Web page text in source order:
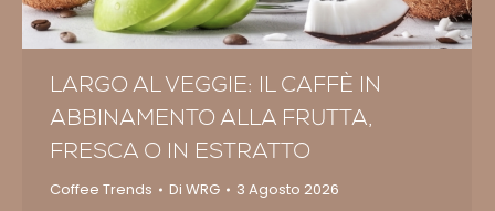
LARGO AL VEGGIE: IL CAFFÈ IN
ABBINAMENTO ALLA FRUTTA,
FRESCA O IN ESTRATTO
Coffee Trends Di WRG 3 Agosto 2026